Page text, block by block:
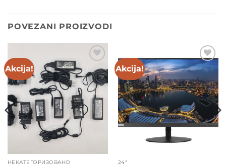
POVEZANI PROIZVODI
Akcija!
Add to
wishlist
НЕКАТЕГОРИЗОВАНО
Akcija!
Add to
24"